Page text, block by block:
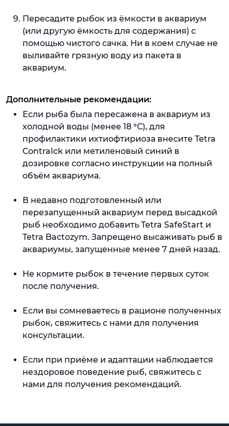
Пересадите рыбок из ёмкости в аквариум
(или другую ёмкость для содержания) с
помощью чистого сачка. Ни в коем случае не
выливайте грязную воду из пакета в
аквариум.
Дополнительные рекомендации:
Если рыба была пересажена в аквариум из
холодной воды (менее 18 °C), для
профилактики ихтиофтириоза внесите Tetra
ContraIck или метиленовый синий в
дозировке согласно инструкции на полный
объём аквариума.
В недавно подготовленный или
перезапущенный аквариум перед высадкой
рыб необходимо добавить Tetra SafeStart и
Tetra Bactozym. Запрещено высаживать рыб в
аквариумы, запущенные менее 7 дней назад.
Не кормите рыбок в течение первых суток
после получения.
Если вы сомневаетесь в рационе полученных
рыбок, свяжитесь с нами для получения
консультации.
Если при приёме и адаптации наблюдается
нездоровое поведение рыб, свяжитесь с
нами для получения рекомендаций.